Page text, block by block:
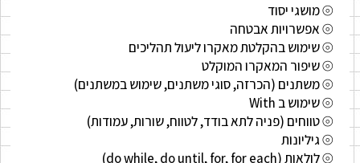
⦾ מושגי יסוד
⦾ אפשרויות אבטחה
⦾ שימוש בהקלטת מאקרו ליעול תהליכים
⦾ שיפור המאקרו המוקלט
⦾ משתנים (הכרזה, סוגי משתנים, שימוש במשתנים)
⦾ שימוש ב With
⦾ טווחים (פניה לתא בודד, לטווח, שורות, עמודות)
⦾ גיליונות
⦾ לולאות (do while, do until, for, for each)